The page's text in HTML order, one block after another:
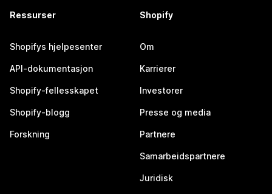
Ressurser
Shopifys hjelpesenter
API-dokumentasjon
Shopify-fellesskapet
Shopify-blogg
Forskning
Shopify
Om
Karrierer
Investorer
Presse og media
Partnere
Samarbeidspartnere
Juridisk